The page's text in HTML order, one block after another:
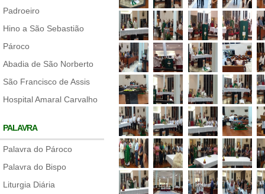
Padroeiro
Hino a São Sebastião
Pároco
Abadia de São Norberto
São Francisco de Assis
Hospital Amaral Carvalho
PALAVRA
Palavra do Pároco
Palavra do Bispo
Liturgia Diária